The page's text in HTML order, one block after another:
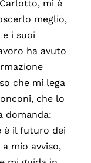
mi è
meglio,
i suoi
ha avuto
che mi lega
che lo
domanda:
è il futuro dei
mio avviso,